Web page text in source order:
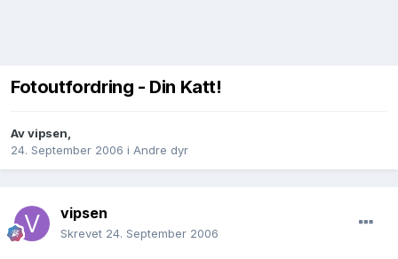
Fotoutfordring - Din Katt!
Avvipsen,
24. September 2006 i Andre dyr
vipsen
Skrevet 24. September 2006